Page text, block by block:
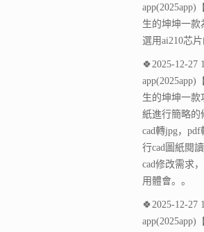
app(2025app)
生的坤坤一款
選用ai210芯
🍀2025-12-27
app(2025app)
生的坤坤一款
紙進行簡略的
cad轉jpg，
行cad圖紙閱
cad修改需求
用體會。。
🍀2025-12-27
app(2025app)